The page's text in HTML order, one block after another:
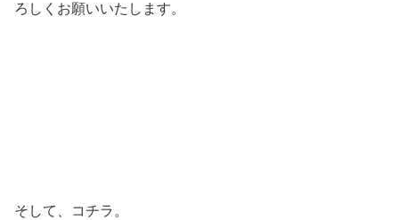
ろしくお願いいたします。
そして、コチラ。